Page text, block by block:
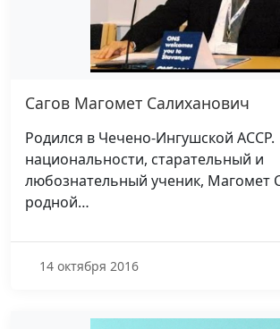
Сагов Магомет Салиханович
Родился в Чечено-Ингушской
национальности, старательный и
любознательный ученик, Магомет
родной…
14 октября 2016